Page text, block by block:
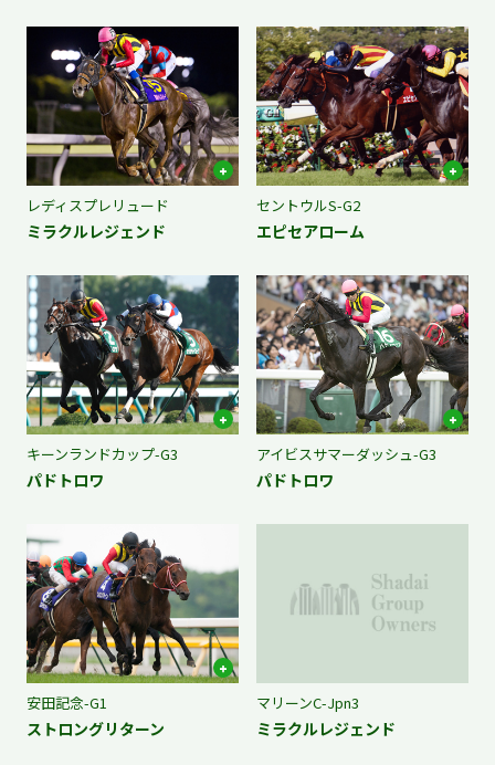
レディスプレリュード
ミラクルレジェンド
セントウルS-G2
エピセアローム
キーンランドカップ-G3
パドトロワ
アイビスサマーダッシュ-G3
パドトロワ
安田記念-G1
ストロングリターン
マリーンC-Jpn3
ミラクルレジェンド